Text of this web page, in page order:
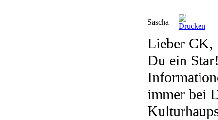
Sascha
Lieber CK,
Du ein
immer bei